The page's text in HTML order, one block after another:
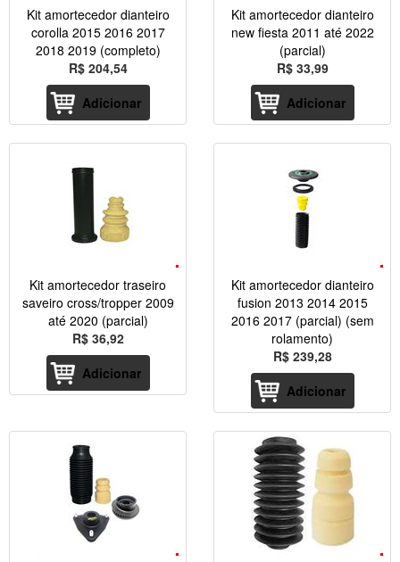
Kit amortecedor dianteiro
corolla 2015 2016 2017
2018 2019 (completo)
R$ 204,54
Adicionar
Kit amortecedor dianteiro
new fiesta 2011 até 2022
(parcial)
R$ 33,99
Adicionar
Kit amortecedor traseiro
saveiro cross/tropper 2009
até 2020 (parcial)
R$ 36,92
Adicionar
Kit amortecedor dianteiro
fusion 2013 2014 2015
2016 2017 (parcial) (sem
rolamento)
R$ 239,28
Adicionar